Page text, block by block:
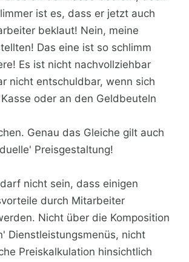
ist es, dass er jetzt auch
beklaut! Nein, meine
Das eine ist so schlimm
Es ist nicht nachvollziehbar
nicht entschuldbar, wenn sich
oder an den Geldbeuteln
Genau das Gleiche gilt auch
Preisgestaltung!
nicht sein, dass einigen
durch Mitarbeiter
Nicht über die Komposition
Dienstleistungsmenüs, nicht
Preiskalkulation hinsichtlich